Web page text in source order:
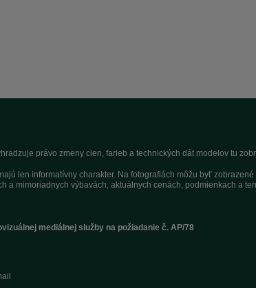
právo zmeny cien, farieb a technických dát modelov tu
len informatívny charakter. Na fotografiách môžu byť
a mimoriadnych výbavách, aktuálnych cenách, podmienkach a
mediálnej služby na požiadanie č. AP/78